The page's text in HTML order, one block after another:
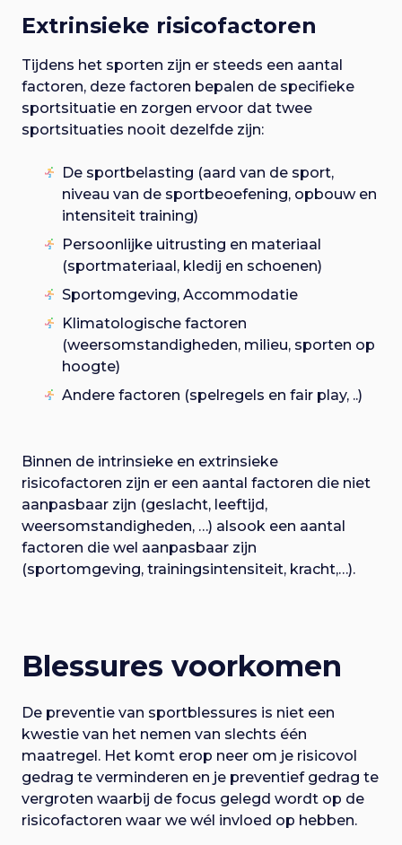
Extrinsieke risicofactoren
Tijdens het sporten zijn er steeds een aantal
factoren, deze factoren bepalen de specifieke
sportsituatie en zorgen ervoor dat twee
sportsituaties nooit dezelfde zijn:
De sportbelasting (aard van de sport,
niveau van de sportbeoefening, opbouw en
intensiteit training)
Persoonlijke uitrusting en materiaal
(sportmateriaal, kledij en schoenen)
Sportomgeving, Accommodatie
Klimatologische factoren
(weersomstandigheden, milieu, sporten op
hoogte)
Andere factoren (spelregels en fair play, ..)
Binnen de intrinsieke en extrinsieke
risicofactoren zijn er een aantal factoren die niet
aanpasbaar zijn (geslacht, leeftijd,
weersomstandigheden, …) alsook een aantal
factoren die wel aanpasbaar zijn
(sportomgeving, trainingsintensiteit, kracht,…).
Blessures voorkomen
De preventie van sportblessures is niet een
kwestie van het nemen van slechts één
maatregel. Het komt erop neer om je risicovol
gedrag te verminderen en je preventief gedrag te
vergroten waarbij de focus gelegd wordt op de
risicofactoren waar we wél invloed op hebben.